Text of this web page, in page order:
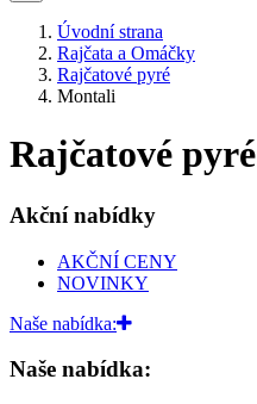
Úvodní strana
Rajčata a Omáčky
Rajčatové pyré
Montali
Rajčatové pyré
Akční nabídky
AKČNÍ CENY
NOVINKY
Naše nabídka:
Naše nabídka: